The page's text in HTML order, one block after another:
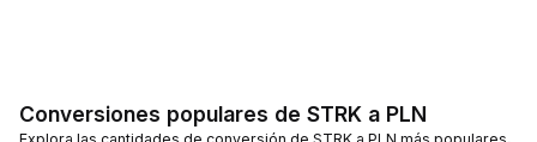
Conversiones populares de STRK a PLN